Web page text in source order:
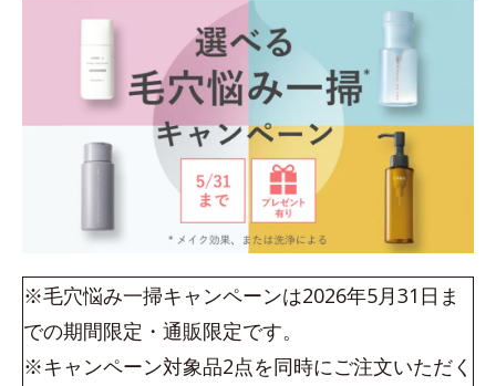
※毛穴悩み一掃キャンペーンは2026年5月31日ま
での期間限定・通販限定です。
※キャンペーン対象品2点を同時にご注文いただく